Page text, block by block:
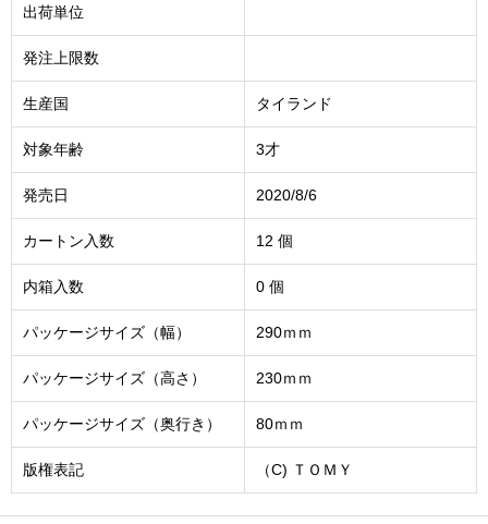
出荷単位
発注上限数
生産国 タイランド
対象年齢 3才
発売日 2020/8/6
カートン入数 12 個
内箱入数 0 個
パッケージサイズ（幅） 290ｍｍ
パッケージサイズ（高さ） 230ｍｍ
パッケージサイズ（奥行き） 80ｍｍ
版権表記 （C) ＴＯＭＹ